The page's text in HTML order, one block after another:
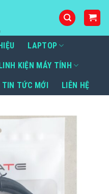
LAPTOP
KIỆN MÁY TÍNH
TIN TỨC MỚI LIÊN HỆ